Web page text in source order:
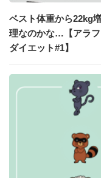
ベスト体重から22kg
理なのかな…【アラ
ダイエット#1】